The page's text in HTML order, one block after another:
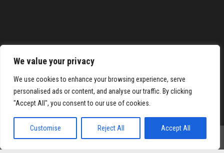
We value your privacy
We use cookies to enhance your browsing experience, serve
personalised ads or content, and analyse our traffic. By clicking
"Accept All", you consent to our use of cookies.
Customise Reject All Accept All
Hiltonbet Elexbet Giris Bahis Siteleri
Orgulhosamente mantido comWordPress | Tema:Envo
Magazine
Vá para versão mobile